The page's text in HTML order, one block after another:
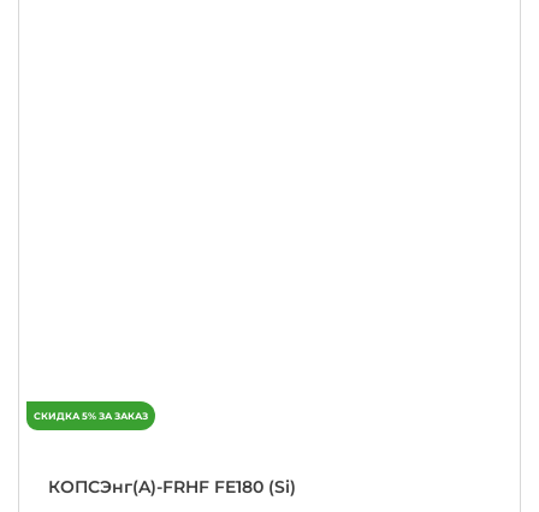
КОПСЭнг(A)-FRHF FE180 (Si)